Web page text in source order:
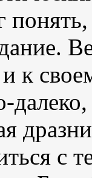
понять,
к
с